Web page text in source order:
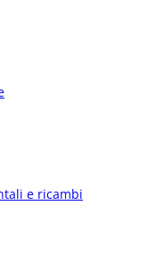
e ricambi